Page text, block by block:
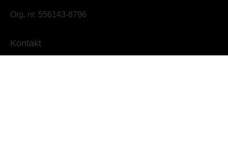
Org. nr. 556143-8796
Kontakt